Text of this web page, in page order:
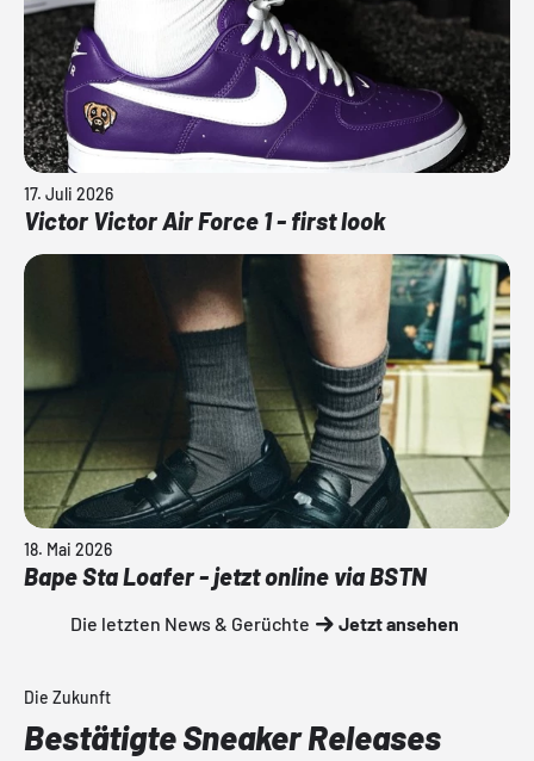
17. Juli 2026
Victor Victor Air Force 1 - first look
18. Mai 2026
Bape Sta Loafer - jetzt online via BSTN
Die letzten News & Gerüchte Jetzt ansehen
Die Zukunft
Bestätigte Sneaker Releases